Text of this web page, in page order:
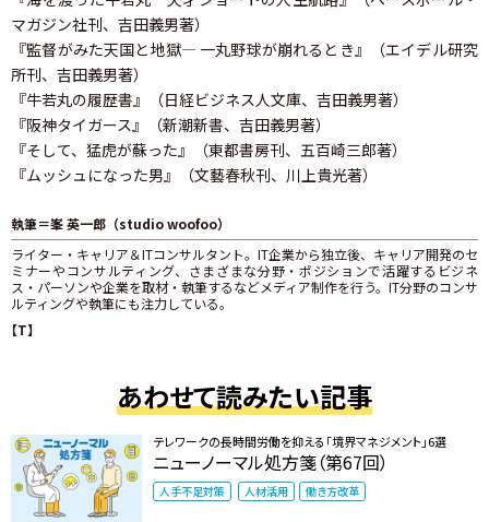
マガジン社刊、吉田義男著）
『監督がみた天国と地獄― 一丸野球が崩れるとき』（エイデル研究
所刊、吉田義男著）
『牛若丸の履歴書』（日経ビジネス人文庫、吉田義男著）
『阪神タイガース』（新潮新書、吉田義男著）
『そして、猛虎が蘇った』（東都書房刊、五百崎三郎著）
『ムッシュになった男』（文藝春秋刊、川上貴光著）
執筆＝峯 英一郎（studio woofoo）
ライター・キャリア＆ITコンサルタント。IT企業から独立後、キャリア開発のセ
ミナーやコンサルティング、さまざまな分野・ポジションで活躍するビジネ
ス・パーソンや企業を取材・執筆するなどメディア制作を行う。IT分野のコンサ
ルティングや執筆にも注力している。
【T】
あわせて読みたい記事
テレワークの長時間労働を抑える「境界マネジメント」6選
ニューノーマル処方箋（第67回）
人手不足対策 人材活用 働き方改革